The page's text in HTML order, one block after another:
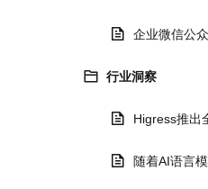
企业微信公
行业洞察
Higress推出
随着AI语言